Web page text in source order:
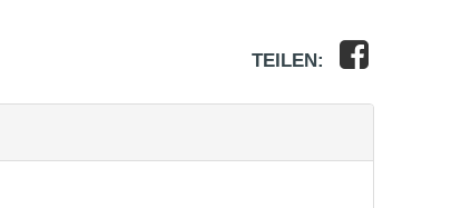
TEILEN: